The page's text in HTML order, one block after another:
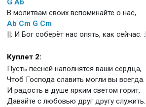
G Ab
В молитвам своих вспоминайте о нас,
Ab Cm G Cm
||: И Бог соберёт нас опять, как сейчас.
Куплет 2:
Пусть песней наполнятся ваши сердца,
Чтоб Господа славить могли вы всегда.
И радость в душе ярким светом горит,
Давайте с любовью друг другу служить.